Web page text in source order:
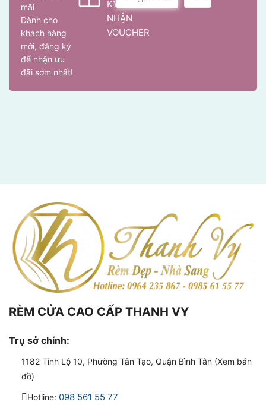
mãi
Dành cho
khách hàng
mới, đăng ký
để nhận ưu
đãi sớm nhất!
KÝ
NHẬN
VOUCHER
RÈM CỬA CAO CẤP THANH VY
Trụ sở chính:
1182 Tỉnh Lộ 10, Phường Tân Tạo, Quận Bình Tân (Xem bản
đồ)
Hotline: 098 561 55 77